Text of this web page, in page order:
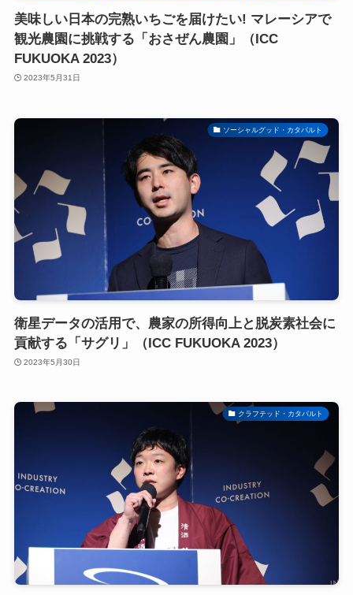
美味しい日本の完熟いちごを届けたい! マレーシアで
観光農園に挑戦する「おさぜん農園」（ICC
FUKUOKA 2023）
2023年5月31日
ソーシャルグッド・カタパルト
衛星データの活用で、農家の所得向上と脱炭素社会に
貢献する「サグリ」（ICC FUKUOKA 2023）
2023年5月30日
クラフテッド・カタパルト